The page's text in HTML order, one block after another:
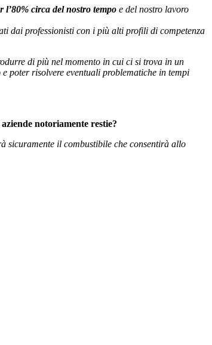
circa del nostro tempo e del nostro lavoro
dai professionisti con i più alti profili di competenza
di più nel momento in cui ci si trova in un
poter risolvere eventuali problematiche in tempi
notoriamente restie?
sicuramente il combustibile che consentirà allo